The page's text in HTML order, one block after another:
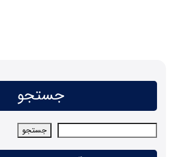
جستجو
جستجو جستجو